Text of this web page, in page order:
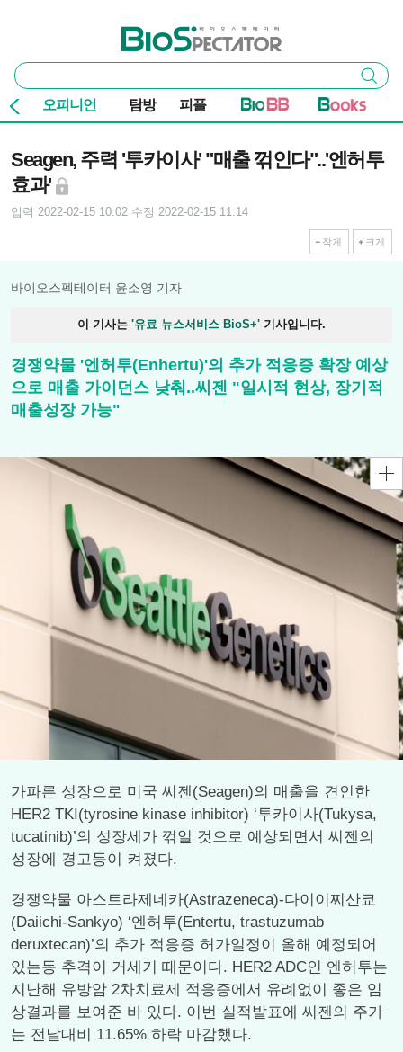
바이오스펙테이터
통
합
검
색
검색
오피니언 탐방 피플
Seagen, 주력 '투카이사' "매출 꺾인다"..'엔허투
효과'
입력 2022-02-15 10:02 수정 2022-02-15 11:14
작게 크게
바이오스펙테이터 윤소영 기자
이 기사는 '유료 뉴스서비스 BioS+' 기사입니다.
경쟁약물 '엔허투(Enhertu)'의 추가 적응증 확장 예상
으로 매출 가이던스 낮춰..씨젠 "일시적 현상, 장기적
매출성장 가능"
가파른 성장으로 미국 씨젠(Seagen)의 매출을 견인한
HER2 TKI(tyrosine kinase inhibitor) ‘투카이사(Tukysa,
tucatinib)’의 성장세가 꺾일 것으로 예상되면서 씨젠의
성장에 경고등이 켜졌다.
경쟁약물 아스트라제네카(Astrazeneca)-다이이찌산쿄
(Daiichi-Sankyo) ‘엔허투(Entertu, trastuzumab
deruxtecan)’의 추가 적응증 허가일정이 올해 예정되어
있는등 추격이 거세기 때문이다. HER2 ADC인 엔허투는
지난해 유방암 2차치료제 적응증에서 유례없이 좋은 임
상결과를 보여준 바 있다. 이번 실적발표에 씨젠의 주가
는 전날대비 11.65% 하락 마감했다.